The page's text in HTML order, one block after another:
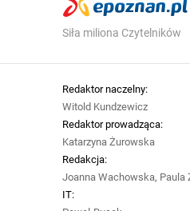
Siła miliona Czytelników
Redaktor naczelny:
Witold Kundzewicz
Redaktor prowadząca:
Katarzyna Żurowska
Redakcja:
Joanna Wachowska, Paula
IT: